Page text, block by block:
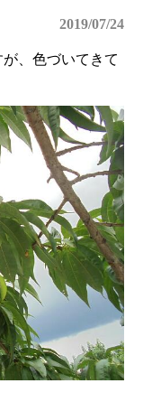
2019/07/24
、色づいてきて